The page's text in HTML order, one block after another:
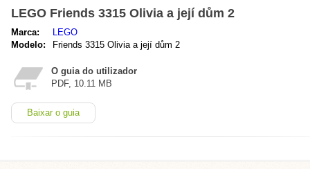
LEGO Friends 3315 Olivia a její dům 2
Marca:
LEGO
Modelo:
Friends 3315 Olivia a její dům 2
O guia do utilizador
PDF, 10.11 MB
Baixar o guia